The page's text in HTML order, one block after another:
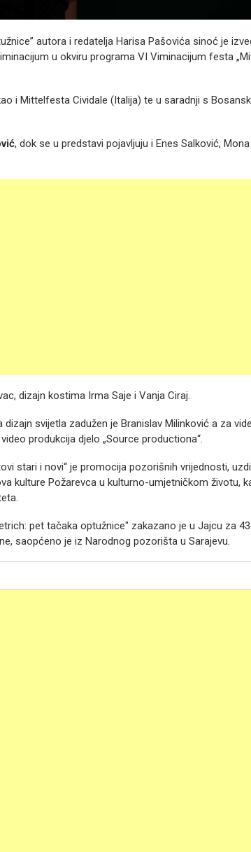
autora i redatelja Harisa Pašovića sinoć je
u okviru programa VI Viminacijum festa
i Mittelfesta Cividale (Italija) te u saradnji s
, dok se u predstavi pojavljuju i Enes Salković, Mona
dizajn kostima Irma Saje i Vanja Ciraj.
svijetla zadužen je Branislav Milinković a za
produkcija djelo „Source productiona“.
stari i novi“ je promocija pozorišnih vrijednosti,
kulture Požarevca u kulturno-umjetničkom životu,
pet tačaka optužnice" zakazano je u Jajcu za 43.
saopćeno je iz Narodnog pozorišta u Sarajevu.